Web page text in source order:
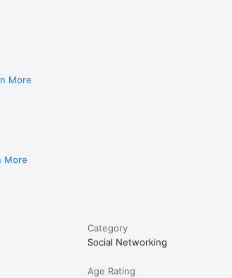
More
More
Category
Social Networking
Age Rating